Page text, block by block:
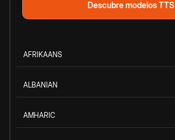
Descubre modelos TTS
AFRIKAANS
ALBANIAN
AMHARIC